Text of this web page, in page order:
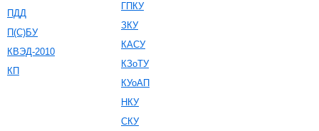
ПДД
П(С)БУ
КВЭД-2010
КП
ГПКУ
ЗКУ
КАСУ
КЗоТУ
КУоАП
НКУ
СКУ